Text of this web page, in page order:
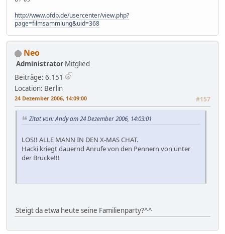
http://www.ofdb.de/usercenter/view.php?
page=filmsammlung&uid=368
Neo
Administrator Mitglied
Beiträge: 6.151
Location: Berlin
24 Dezember 2006, 14:09:00 #157
Zitat von: Andy am 24 Dezember 2006, 14:03:01
LOS!! ALLE MANN IN DEN X-MAS CHAT.
Hacki kriegt dauernd Anrufe von den Pennern von unter
der Brücke!!!
Steigt da etwa heute seine Familienparty?^^